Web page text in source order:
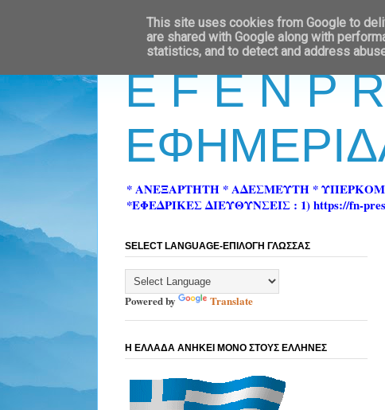
E F E N P
* ΑΝΕΞΑΡΤΗΤΗ * ΑΔΕΣΜΕΥΤΗ *
*ΕΦΕΔΡΙΚΕΣ ΔΙΕΥΘΥΝΣΕΙΣ : 1) https://fn-
SELECT LANGUAGE-ΕΠΙΛΟΓΗ ΓΛΩΣΣΑΣ
Powered by Translate
Η ΕΛΛΑΔΑ ΑΝΗΚΕΙ ΜΟΝΟ ΣΤΟΥΣ ΕΛΛΗΝΕΣ
This site uses cookies from Google to
are shared with Google along with
statistics, and to detect and address